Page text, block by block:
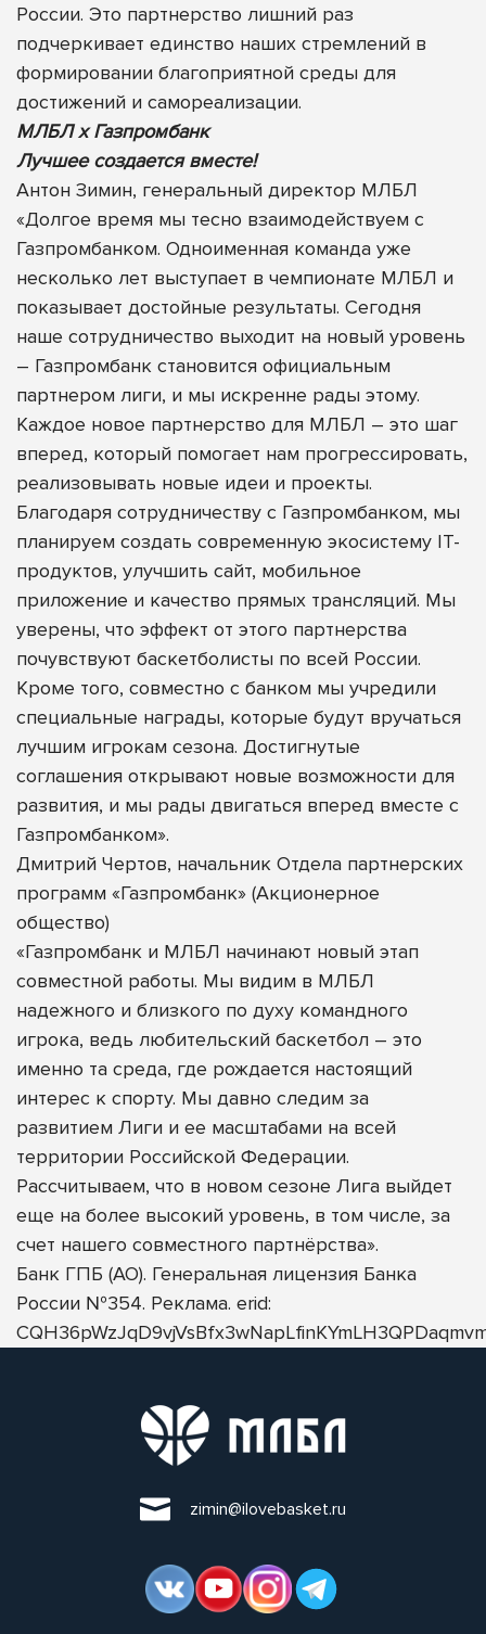
России. Это партнерство лишний раз
подчеркивает единство наших стремлений в
формировании благоприятной среды для
достижений и самореализации.
МЛБЛ х Газпромбанк
Лучшее создается вместе!
Антон Зимин, генеральный директор МЛБЛ
«Долгое время мы тесно взаимодействуем с
Газпромбанком. Одноименная команда уже
несколько лет выступает в чемпионате МЛБЛ и
показывает достойные результаты. Сегодня
наше сотрудничество выходит на новый уровень
– Газпромбанк становится официальным
партнером лиги, и мы искренне рады этому.
Каждое новое партнерство для МЛБЛ – это шаг
вперед, который помогает нам прогрессировать,
реализовывать новые идеи и проекты.
Благодаря сотрудничеству с Газпромбанком, мы
планируем создать современную экосистему IT-
продуктов, улучшить сайт, мобильное
приложение и качество прямых трансляций. Мы
уверены, что эффект от этого партнерства
почувствуют баскетболисты по всей России.
Кроме того, совместно с банком мы учредили
специальные награды, которые будут вручаться
лучшим игрокам сезона. Достигнутые
соглашения открывают новые возможности для
развития, и мы рады двигаться вперед вместе с
Газпромбанком».
Дмитрий Чертов, начальник Отдела партнерских
программ «Газпромбанк» (Акционерное
общество)
«Газпромбанк и МЛБЛ начинают новый этап
совместной работы. Мы видим в МЛБЛ
надежного и близкого по духу командного
игрока, ведь любительский баскетбол – это
именно та среда, где рождается настоящий
интерес к спорту. Мы давно следим за
развитием Лиги и ее масштабами на всей
территории Российской Федерации.
Рассчитываем, что в новом сезоне Лига выйдет
еще на более высокий уровень, в том числе, за
счет нашего совместного партнёрства».
Банк ГПБ (АО). Генеральная лицензия Банка
России №354. Реклама. erid:
zimin@ilovebasket.ru